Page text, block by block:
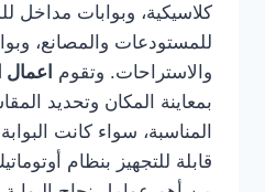
كلاسيكية، وبوابات مداخل
للمستودعات والمصانع،
والاستراحات. وتقوم اعمال
بمعاينة المكان وتحديد
المناسبة، سواء كانت
قابلة للتجهيز بنظام